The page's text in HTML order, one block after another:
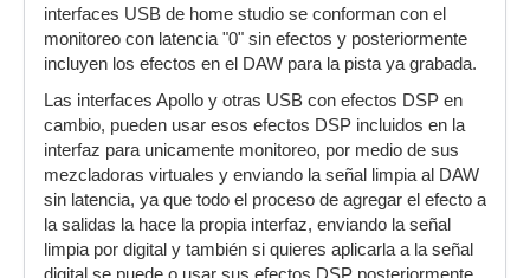
interfaces USB de home studio se conforman con el
monitoreo con latencia "0" sin efectos y posteriormente
incluyen los efectos en el DAW para la pista ya grabada.
Las interfaces Apollo y otras USB con efectos DSP en
cambio, pueden usar esos efectos DSP incluidos en la
interfaz para unicamente monitoreo, por medio de sus
mezcladoras virtuales y enviando la señal limpia al DAW
sin latencia, ya que todo el proceso de agregar el efecto a
la salidas la hace la propia interfaz, enviando la señal
limpia por digital y también si quieres aplicarla a la señal